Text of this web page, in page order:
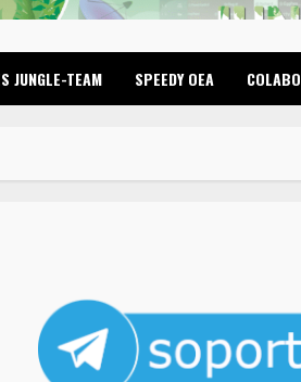
JUNGLE-TEAM SPEEDY OEA